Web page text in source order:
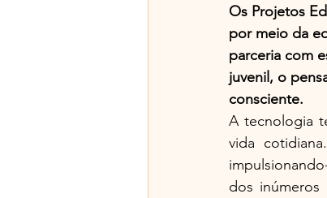
Os Projetos
por meio da
parceria com
juvenil, o
consciente.
A tecnologia
vida
dos inúmeros